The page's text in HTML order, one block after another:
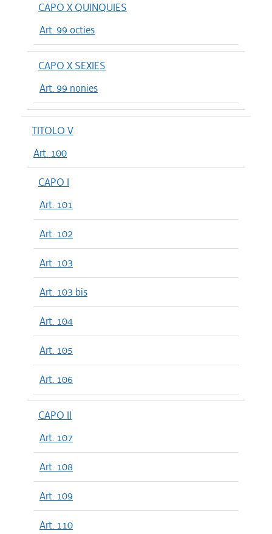
CAPO X QUINQUIES
Art. 99 octies
CAPO X SEXIES
Art. 99 nonies
TITOLO V
Art. 100
CAPO I
Art. 101
Art. 102
Art. 103
Art. 103 bis
Art. 104
Art. 105
Art. 106
CAPO II
Art. 107
Art. 108
Art. 109
Art. 110